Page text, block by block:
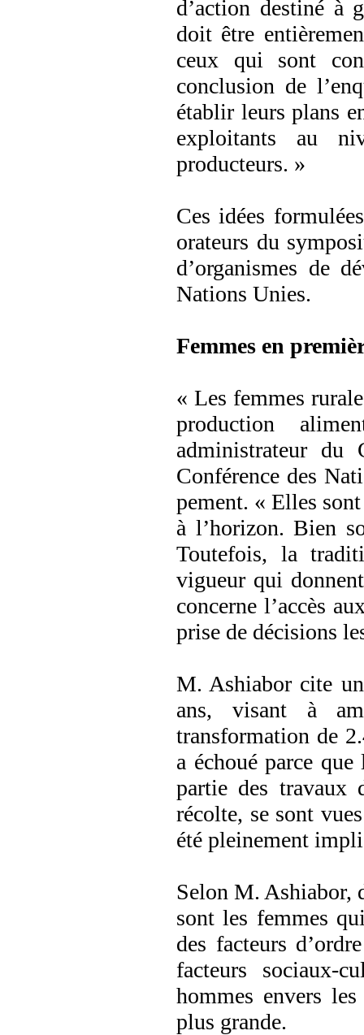
d’action destiné à
doit être
ceux qui sont
conclusion de
établir leurs plans
exploitants au
producteurs. »
Ces idées
orateurs du
d’organismes de
Nations Unies.
Femmes en
« Les femmes
production
administrateur
Conférence des
pement. « Elles
à l’horizon. Bien
Toutefois, la
vigueur qui
concerne l’accès
prise de décisions
M. Ashiabor cite
ans, visant à
transformation de
a échoué parce
partie des travaux
récolte, se sont
été pleinement
Selon M. Ashiabor,
sont les femmes
des facteurs
facteurs sociaux-
hommes envers
plus grande.